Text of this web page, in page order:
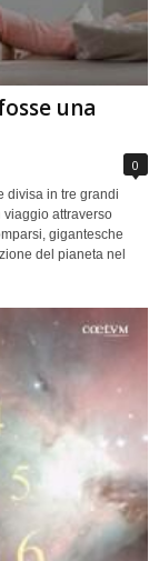
una
0
divisa in tre grandi
viaggio attraverso
gigantesche
del pianeta nel